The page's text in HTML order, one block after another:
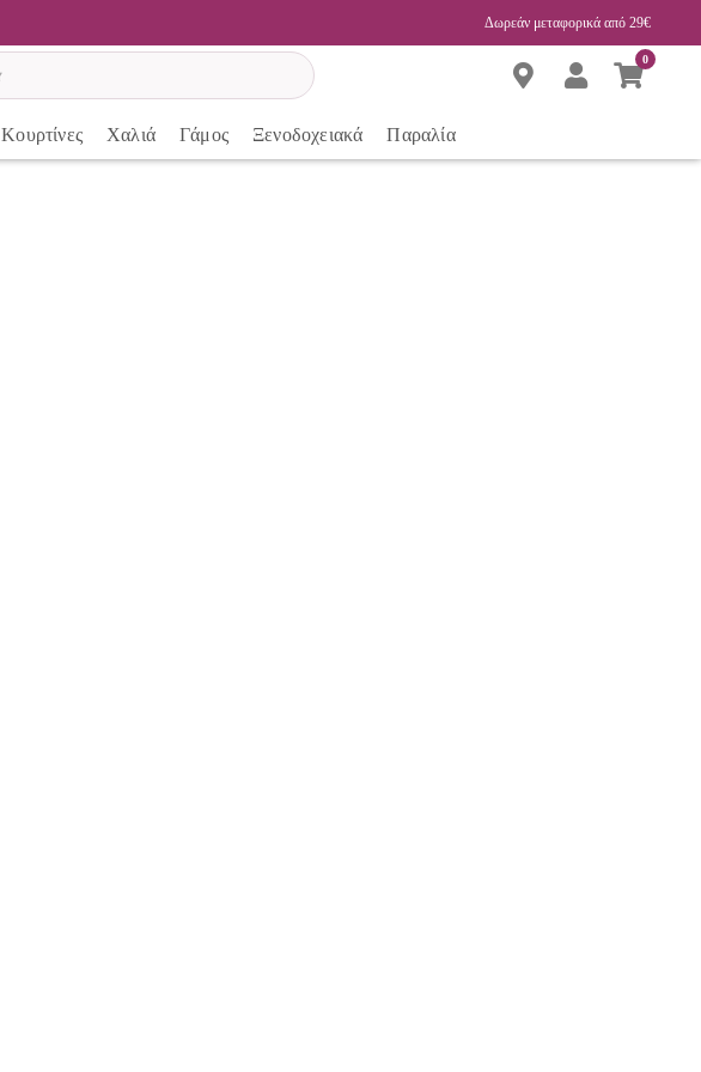
Δωρεάν μεταφορικά από 29€
0
Κουρτίνες Χαλιά Γάμος Ξενοδοχειακά Παραλία